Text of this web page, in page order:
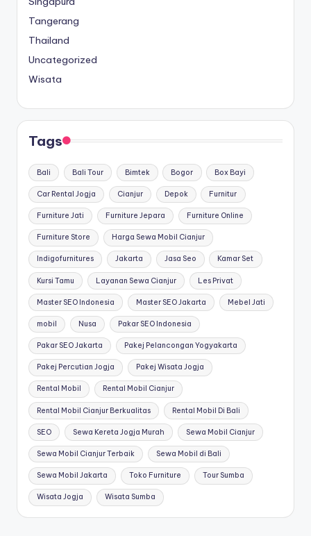
Tangerang
Thailand
Uncategorized
Wisata
Tags
Bali Bali Tour Bimtek Bogor Box Bayi
Car Rental Jogja Cianjur Depok Furnitur
Furniture Jati Furniture Jepara Furniture Online
Furniture Store Harga Sewa Mobil Cianjur
Indigofurnitures Jakarta Jasa Seo Kamar Set
Kursi Tamu Layanan Sewa Cianjur Les Privat
Master SEO Indonesia Master SEO Jakarta Mebel Jati
mobil Nusa Pakar SEO Indonesia
Pakar SEO Jakarta Pakej Pelancongan Yogyakarta
Pakej Percutian Jogja Pakej Wisata Jogja
Rental Mobil Rental Mobil Cianjur
Rental Mobil Cianjur Berkualitas Rental Mobil Di Bali
SEO Sewa Kereta Jogja Murah Sewa Mobil Cianjur
Sewa Mobil Cianjur Terbaik Sewa Mobil di Bali
Sewa Mobil Jakarta Toko Furniture Tour Sumba
Wisata Jogja Wisata Sumba